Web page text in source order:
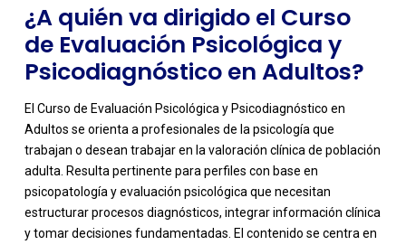
¿A quién va dirigido el Curso
de Evaluación Psicológica y
Psicodiagnóstico en Adultos?
El Curso de Evaluación Psicológica y Psicodiagnóstico en
Adultos se orienta a profesionales de la psicología que
trabajan o desean trabajar en la valoración clínica de población
adulta. Resulta pertinente para perfiles con base en
psicopatología y evaluación psicológica que necesitan
estructurar procesos diagnósticos, integrar información clínica
y tomar decisiones fundamentadas. El contenido se centra en